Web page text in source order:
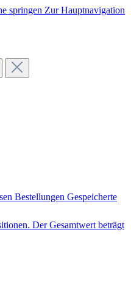
springen Zur Hauptnavigation
Bestellungen Gespeicherte
Der Gesamtwert beträgt